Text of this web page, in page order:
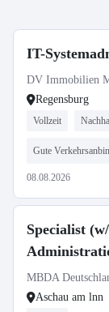
IT-
DV Immobilien
Regensburg
Vollzeit
Gute
08.08.2026
Specialist
MBDA
Aschau am lnn